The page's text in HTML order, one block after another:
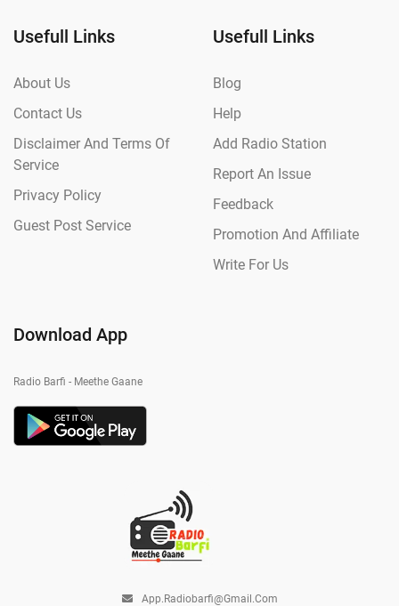
Usefull Links
About Us
Contact Us
Disclaimer And Terms Of
Service
Privacy Policy
Guest Post Service
Usefull Links
Blog
Help
Add Radio Station
Report An Issue
Feedback
Promotion And Affiliate
Write For Us
Download App
Radio Barfi - Meethe Gaane
App.radiobarfi@gmail.com